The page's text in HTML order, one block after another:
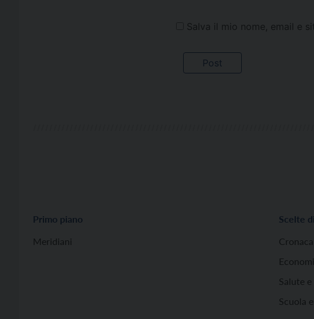
Salva il mio nome, email e
Primo piano
Meridiani
Scelte
Cronaca
Salute e
Scuola